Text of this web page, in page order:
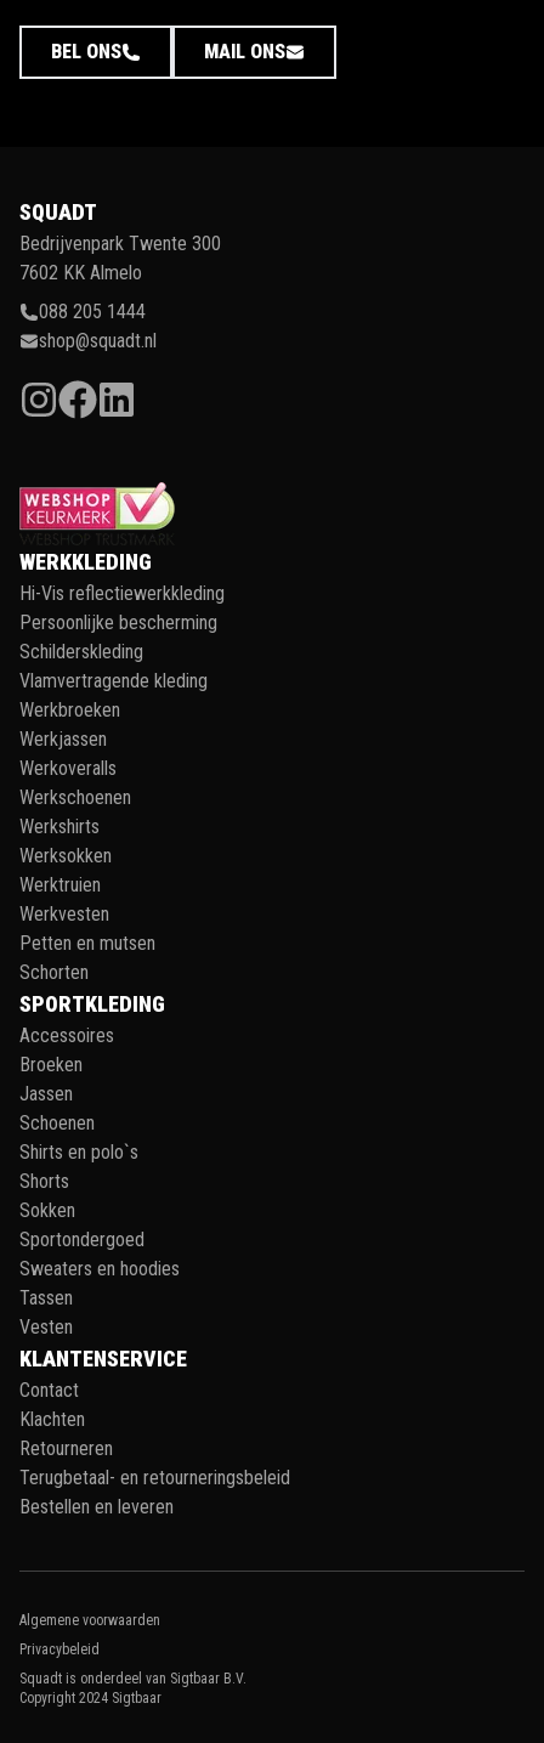
BEL ONS MAIL ONS
SQUADT
Bedrijvenpark Twente 300
7602 KK Almelo
088 205 1444
shop@squadt.nl
WERKKLEDING
Hi-Vis reflectiewerkkleding
Persoonlijke bescherming
Schilderskleding
Vlamvertragende kleding
Werkbroeken
Werkjassen
Werkoveralls
Werkschoenen
Werkshirts
Werksokken
Werktruien
Werkvesten
Petten en mutsen
Schorten
SPORTKLEDING
Accessoires
Broeken
Jassen
Schoenen
Shirts en polo`s
Shorts
Sokken
Sportondergoed
Sweaters en hoodies
Tassen
Vesten
KLANTENSERVICE
Contact
Klachten
Retourneren
Terugbetaal- en retourneringsbeleid
Bestellen en leveren
Algemene voorwaarden
Privacybeleid
Squadt is onderdeel van Sigtbaar B.V.
Copyright 2024 Sigtbaar